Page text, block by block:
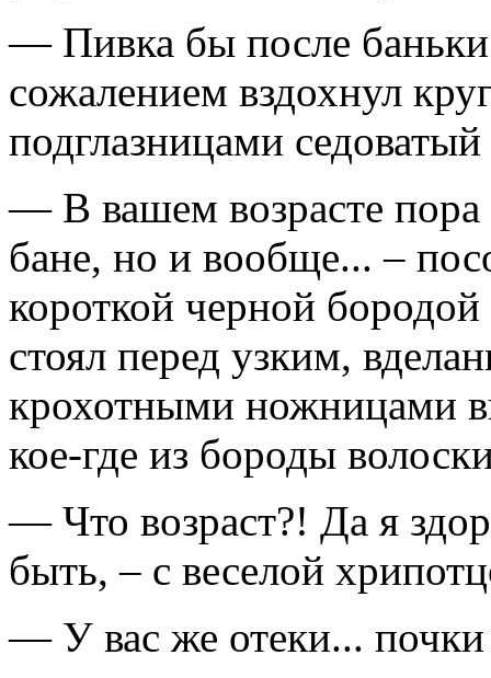
— Пивка бы после
сожалением вздохнул
подглазницами
— В вашем возрасте пора
бане, но и вообще... –
короткой черной
стоял перед узким,
крохотными ножницами
кое-где из бороды
— Что возраст?! Да я
быть, – с веселой
— У вас же отеки... почки